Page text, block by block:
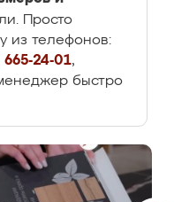
Просто
из телефонов:
665-24-01,
быстро